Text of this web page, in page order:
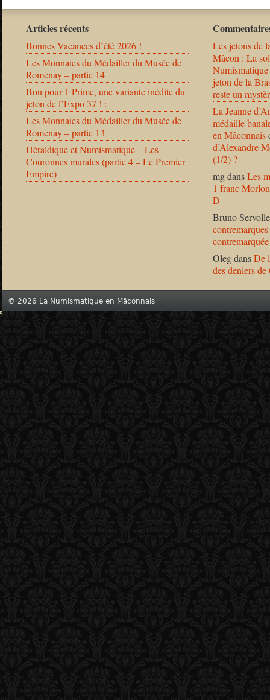
Articles récents
Bonnes Vacances d’été 2026 !
Les Monnaies du Médailler du Musée de
Romenay – partie 14
Bon pour 1 Prime, une variante inédite du
jeton de l’Expo 37 ! :
Les Monnaies du Médailler du Musée de
Romenay – partie 13
Héraldique et Numismatique – Les
Couronnes murales (partie 4 – Le Premier
Empire)
Les jetons de
Mâcon : La
jeton de la
reste un
La Jeanne
médaille
en Mâconnais
d’Alexandre
(1/2) ?
mgdansLes
1 franc
D
Bruno Servolle
OlegdansDe
des deniers
© 2026 La Numismatique en Mâconnais